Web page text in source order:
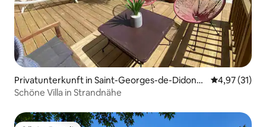
Privatunterkunft in Saint-Georges-de-Didonn
e
4,97 (31)
Schöne Villa in Strandnähe